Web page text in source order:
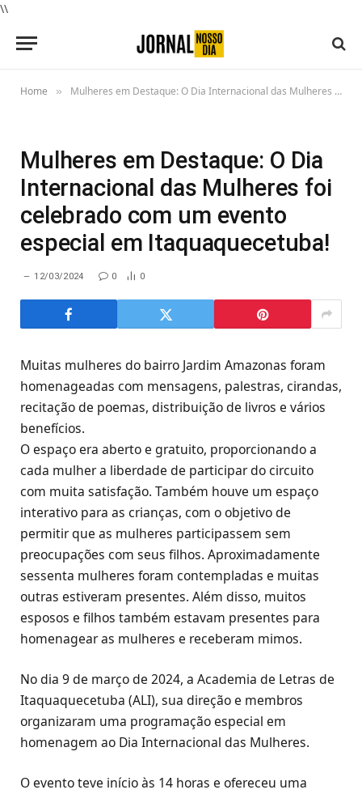
\\
Home » Mulheres em Destaque: O Dia Internacional das Mulheres foi celebrado com um evento especial em Itaquaquecetuba!
Mulheres em Destaque: O Dia
Internacional das Mulheres foi
celebrado com um evento
especial em Itaquaquecetuba!
12/03/2024 0 0
Muitas mulheres do bairro Jardim Amazonas foram
homenageadas com mensagens, palestras, cirandas,
recitação de poemas, distribuição de livros e vários
benefícios.
O espaço era aberto e gratuito, proporcionando a
cada mulher a liberdade de participar do circuito
com muita satisfação. Também houve um espaço
interativo para as crianças, com o objetivo de
permitir que as mulheres participassem sem
preocupações com seus filhos. Aproximadamente
sessenta mulheres foram contempladas e muitas
outras estiveram presentes. Além disso, muitos
esposos e filhos também estavam presentes para
homenagear as mulheres e receberam mimos.
No dia 9 de março de 2024, a Academia de Letras de
Itaquaquecetuba (ALI), sua direção e membros
organizaram uma programação especial em
homenagem ao Dia Internacional das Mulheres.
O evento teve início às 14 horas e ofereceu uma